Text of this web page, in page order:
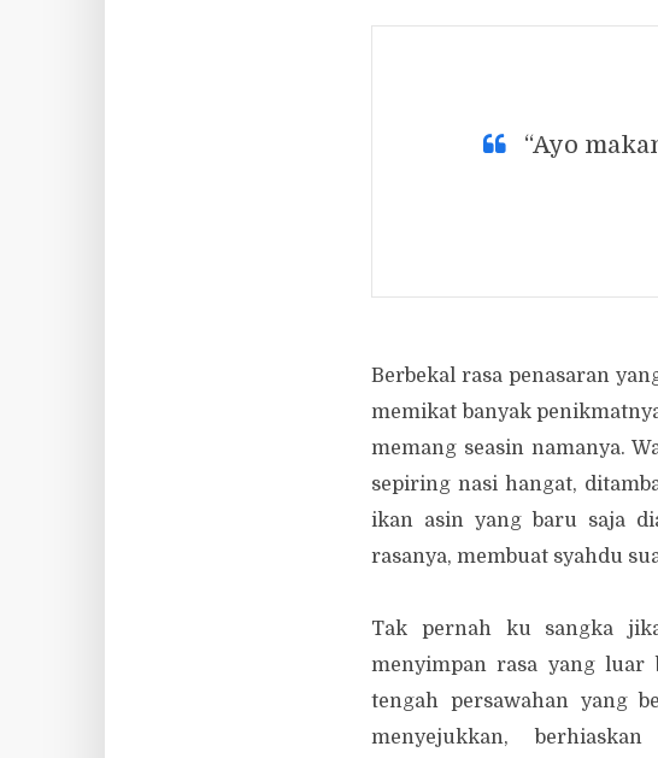
“Ayo
Berbekal rasa penasaran
memikat banyak
memang seasin namanya.
sepiring nasi hangat,
ikan asin yang baru saja
rasanya, membuat syahdu
Tak pernah ku sangka
menyimpan rasa yang luar
tengah persawahan yang
menyejukkan,